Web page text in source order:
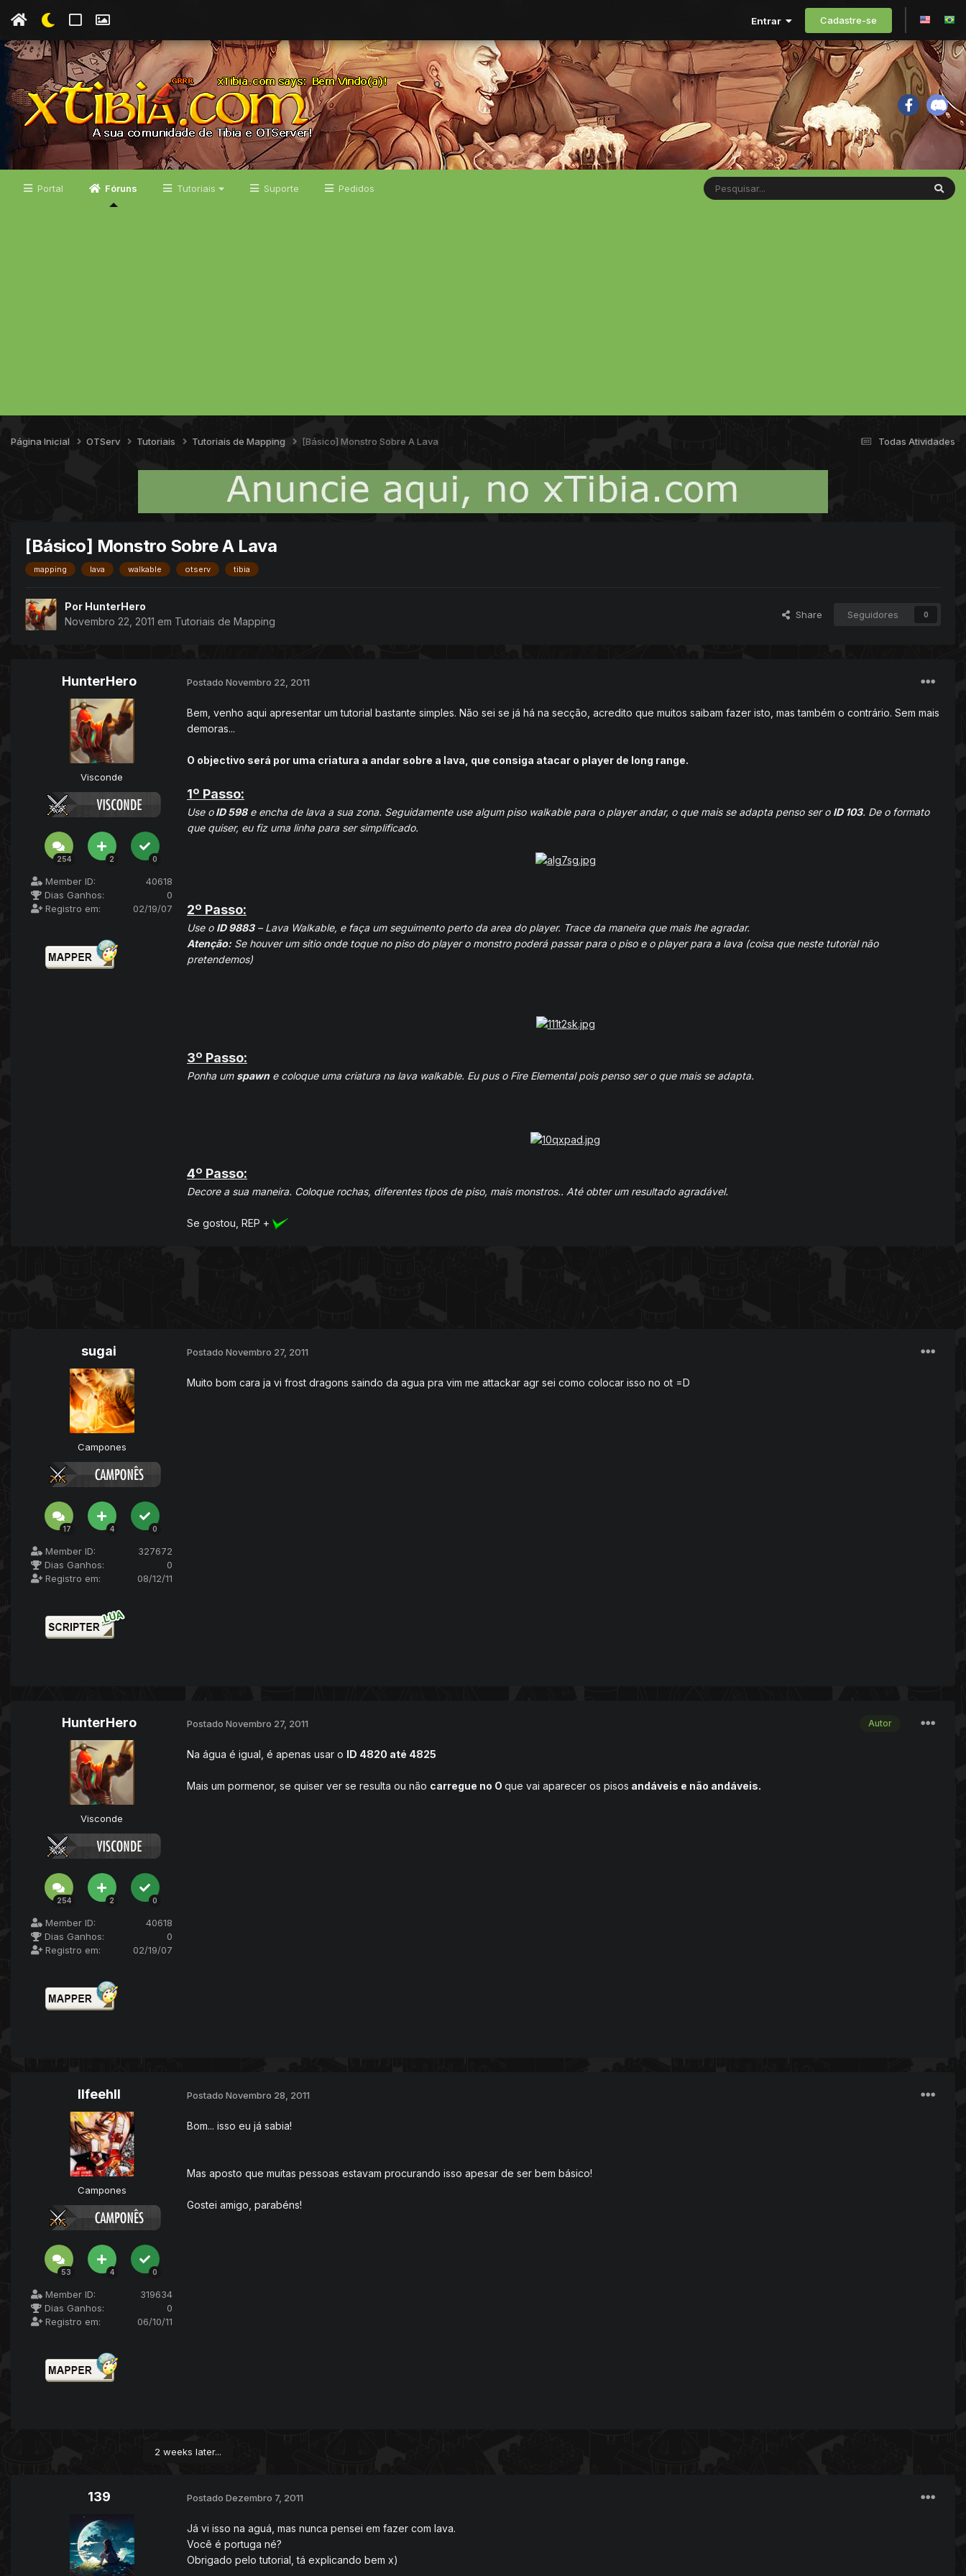
Entrar Cadastre-se
Portal Fóruns Tutoriais Suporte Pedidos
Todas Atividades
Página Inicial OTServ Tutoriais Tutoriais de Mapping [Básico] Monstro Sobre A Lava
[Básico] Monstro Sobre A Lava
mapping lava walkable otserv tibia
Por HunterHero
Novembro 22, 2011 em Tutoriais de Mapping
Share Seguidores 0
HunterHero
Visconde
254 2 0
Member ID:
40618
Dias Ganhos:
0
Registro em:
02/19/07
Postado Novembro 22, 2011
Bem, venho aqui apresentar um tutorial bastante simples. Não sei se já há na secção, acredito que muitos saibam fazer isto, mas também o contrário. Sem mais
demoras...
O objectivo será por uma criatura a andar sobre a lava, que consiga atacar o player de long range.
1º Passo:
Use oID 598e encha de lava a sua zona. Seguidamente use algum piso walkable para o player andar, o que mais se adapta penso ser o ID 103. De o formato
que quiser, eu fiz uma linha para ser simplificado.
2º Passo:
Use o ID 9883– Lava Walkable, e faça um seguimento perto da area do player. Trace da maneira que mais lhe agradar.
Atenção: Se houver um sitio onde toque no piso do player o monstro poderá passar para o piso e o player para a lava (coisa que neste tutorial não
pretendemos)
3º Passo:
Ponha um spawne coloque uma criatura na lava walkable. Eu pus o Fire Elemental pois penso ser o que mais se adapta.
4º Passo:
Decore a sua maneira. Coloque rochas, diferentes tipos de piso, mais monstros.. Até obter um resultado agradável.
Se gostou, REP +
sugai
Campones
17 4 0
Member ID:
327672
Dias Ganhos:
0
Registro em:
08/12/11
Postado Novembro 27, 2011
Muito bom cara ja vi frost dragons saindo da agua pra vim me attackar agr sei como colocar isso no ot =D
HunterHero
Visconde
254 2 0
Member ID:
40618
Dias Ganhos:
0
Registro em:
02/19/07
Autor
Postado Novembro 27, 2011
Na água é igual, é apenas usar o ID 4820 até 4825
Mais um pormenor, se quiser ver se resulta ou não carregue no O que vai aparecer os pisos andáveis e não andáveis.
llfeehll
Campones
53 4 0
Member ID:
319634
Dias Ganhos:
0
Registro em:
06/10/11
Postado Novembro 28, 2011
Bom... isso eu já sabia!
Mas aposto que muitas pessoas estavam procurando isso apesar de ser bem básico!
Gostei amigo, parabéns!
2 weeks later...
139 Postado Dezembro 7, 2011
Já vi isso na aguá, mas nunca pensei em fazer com lava.
Você é portuga né?
Obrigado pelo tutorial, tá explicando bem x)